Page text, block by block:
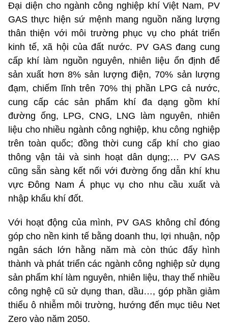
Đại diện cho ngành công nghiệp khí Việt Nam, PV
GAS thực hiện sứ mệnh mang nguồn năng lượng
thân thiện với môi trường phục vụ cho phát triển
kinh tế, xã hội của đất nước. PV GAS đang cung
cấp khí làm nguồn nguyên, nhiên liệu ổn định để
sản xuất hơn 8% sản lượng điện, 70% sản lượng
đạm, chiếm lĩnh trên 70% thị phần LPG cả nước,
cung cấp các sản phẩm khí đa dạng gồm khí
đường ống, LPG, CNG, LNG làm nguyên, nhiên
liệu cho nhiều ngành công nghiệp, khu công nghiệp
trên toàn quốc; đồng thời cung cấp khí cho giao
thông vận tải và sinh hoạt dân dụng;… PV GAS
cũng sẵn sàng kết nối với đường ống dẫn khí khu
vực Đông Nam Á phục vụ cho nhu cầu xuất và
nhập khẩu khí đốt.
Với hoạt động của mình, PV GAS không chỉ đóng
góp cho nền kinh tế bằng doanh thu, lợi nhuận, nộp
ngân sách lớn hằng năm mà còn thúc đẩy hình
thành và phát triển các ngành công nghiệp sử dụng
sản phẩm khí làm nguyên, nhiên liệu, thay thế nhiều
công nghệ cũ sử dụng than, dầu…, góp phần giảm
thiểu ô nhiễm môi trường, hướng đến mục tiêu Net
Zero vào năm 2050.